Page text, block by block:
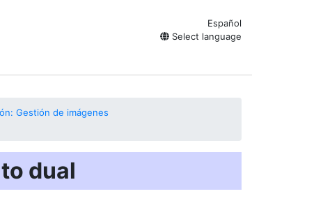
Español
Select language
Gestión de imágenes
dual